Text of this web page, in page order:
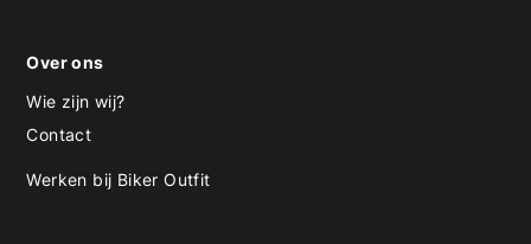
Over ons
Wie zijn wij?
Contact
Werken bij Biker Outfit